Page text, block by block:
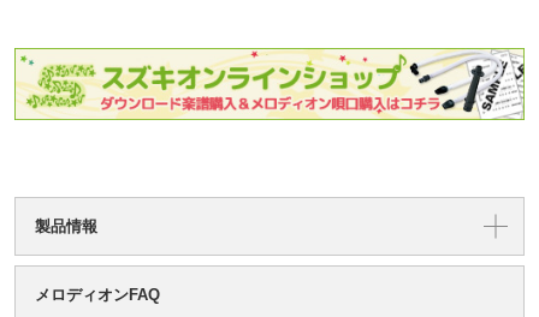
製品情報
メロディオンFAQ